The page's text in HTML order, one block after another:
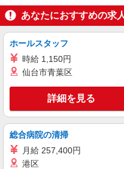
（早朝）
時給
ライフ
キープ
ライフ北赤羽店（店舗コード
惣菜
ライフ
あなたにおすすめの求
ホールスタッフ
時給 1,150円
仙台市青葉区
詳細を見る
総合病院の清掃
月給 257,400円
港区